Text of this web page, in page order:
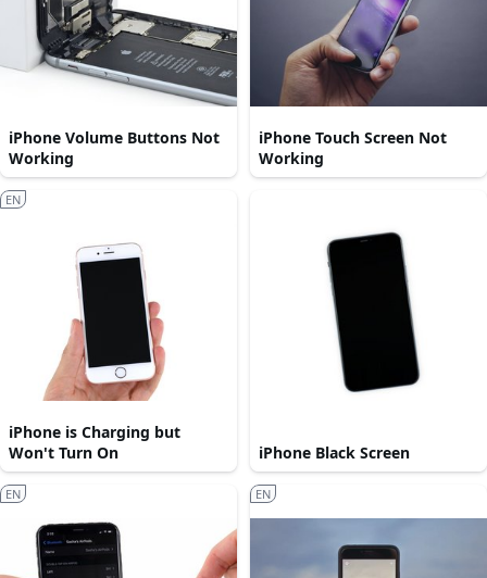
iPhone Volume Buttons Not
Working
iPhone Touch Screen Not
Working
iPhone is Charging but
Won't Turn On
EN
iPhone Black Screen
EN EN